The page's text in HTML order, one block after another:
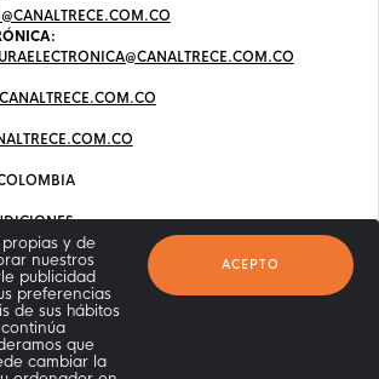
propias y de
nuestros
publicidad
preferencias
de sus hábitos
que
cambiar la
ACEPTO